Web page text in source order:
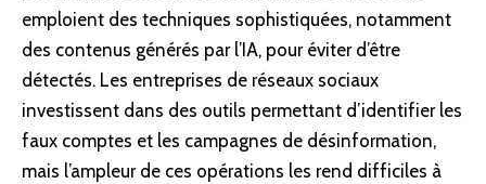
emploient des techniques sophistiquées, notamment
des contenus générés par l’IA, pour éviter d’être
détectés. Les entreprises de réseaux sociaux
investissent dans des outils permettant d’identifier les
faux comptes et les campagnes de désinformation,
mais l’ampleur de ces opérations les rend difficiles à